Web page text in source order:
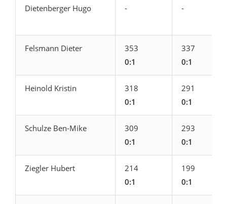
Dietenberger Hugo - -
Felsmann Dieter
353
0:1
337
0:1
Heinold Kristin
318
0:1
291
0:1
Schulze Ben-Mike
309
0:1
293
0:1
Ziegler Hubert
214
0:1
199
0:1